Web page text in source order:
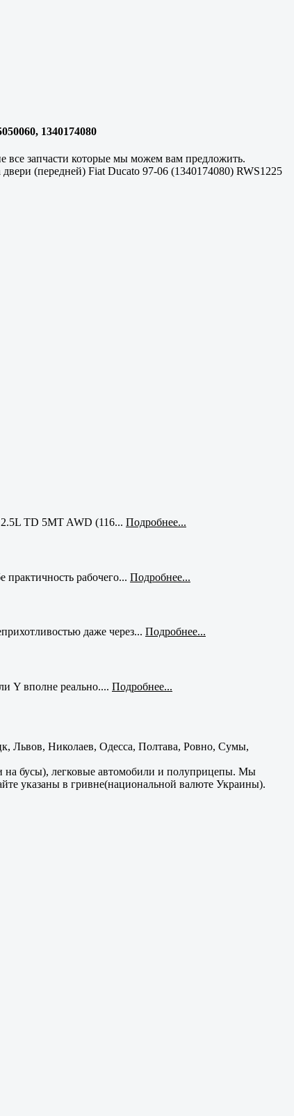
1340174080
все запчасти которые мы можем вам предложить.
(передней) Fiat Ducato 97-06 (1340174080) RWS1225
TD 5MT AWD (116... Подробнее...
рабочего... Подробнее...
даже через... Подробнее...
Y вполне реально.... Подробнее...
Львов, Николаев, Одесса, Полтава, Ровно, Сумы,
на бусы), легковые автомобили и полуприцепы. Мы
указаны в гривне(национальной валюте Украины).